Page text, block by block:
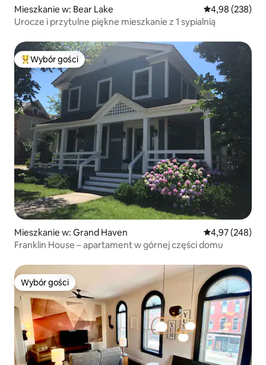
Mieszkanie w: Bear Lake Średnia
4,98 (238)
Urocze i przytulne piękne mieszkanie z 1 sypialnią
Najpopularniejsze z kategorii Wybór gości
Wybór gości
Mieszkanie w: Grand Haven Średnia
4,97 (248)
Franklin House – apartament w górnej części domu
Wybór gości
Wybór gości